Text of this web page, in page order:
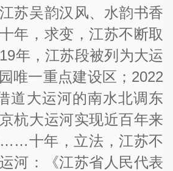
苏吴韵汉风、水韵书香
年，求变，江苏不断取
年，江苏段被列为大运
唯一重点建设区；2022
道大运河的南水北调东
杭大运河实现近百年来
十年，立法，江苏不
河：《江苏省人民代表